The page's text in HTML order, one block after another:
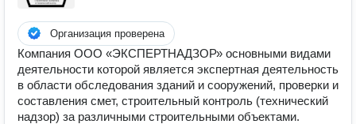
Организация проверена
Компания ООО «ЭКСПЕРТНАДЗОР» основными видами
деятельности которой является экспертная деятельность
в области обследования зданий и сооружений, проверки и
составления смет, строительный контроль (технический
надзор) за различными строительными объектами.